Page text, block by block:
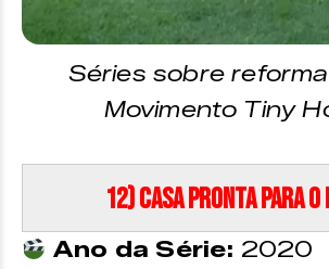
Séries sobre
Movimento Tiny
12) Casa Pronta para
Ano da Série: 2020